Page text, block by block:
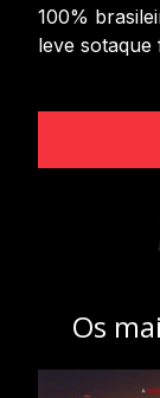
100%
leve sotaque
Os